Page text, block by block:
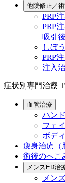
他院修正／
PRP
PRP
吸引
しぼ
PRP
注入
症状別専門治療
血管治療
ハン
フェ
ボデ
痩身治療（
術後のへこ
メンズED治
メン